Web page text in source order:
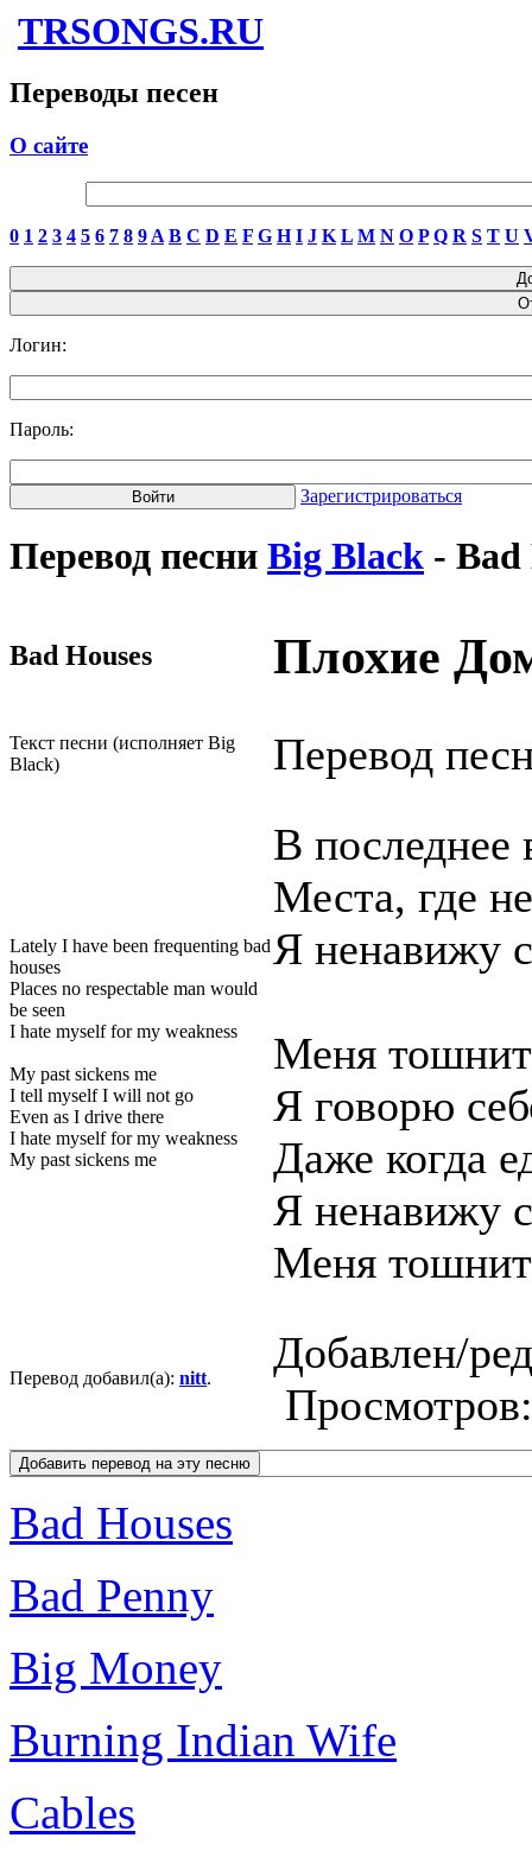
TRSONGS.RU
Переводы песен
О сайте
0 1 2 3 4 5 6 7 8 9 A B C D E F G H I J K L M N O P Q R S T U
Логин:
Пароль:
Зарегистрироваться
Перевод песни Big Black - Bad
Bad Houses Плохие
Текст песни (исполняет Big
Black)
Перевод
Lately I have been frequenting bad
houses
Places no respectable man would
be seen
I hate myself for my weakness
My past sickens me
I tell myself I will not go
Even as I drive there
I hate myself for my weakness
My past sickens me
В последнее
Места, где
Я ненавижу
Меня
Я говорю
Даже когда
Я ненавижу
Меня
Перевод добавил(а): nitt.
Добавлен/
Bad Houses
Bad Penny
Big Money
Burning Indian Wife
Cables